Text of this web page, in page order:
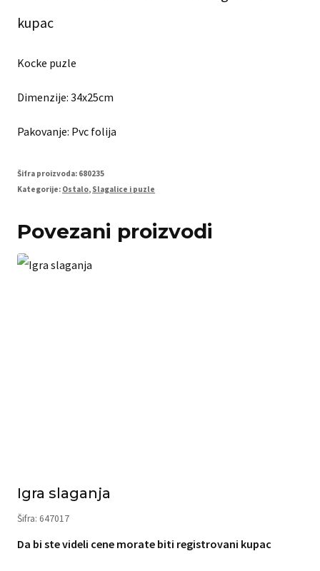
kupac
Kocke puzle
Dimenzije: 34x25cm
Pakovanje: Pvc folija
Šifra proizvoda: 680235
Kategorije: Ostalo, Slagalice i puzle
Povezani proizvodi
Igra slaganja
Šifra: 647017
Da bi ste videli cene morate biti registrovani kupac